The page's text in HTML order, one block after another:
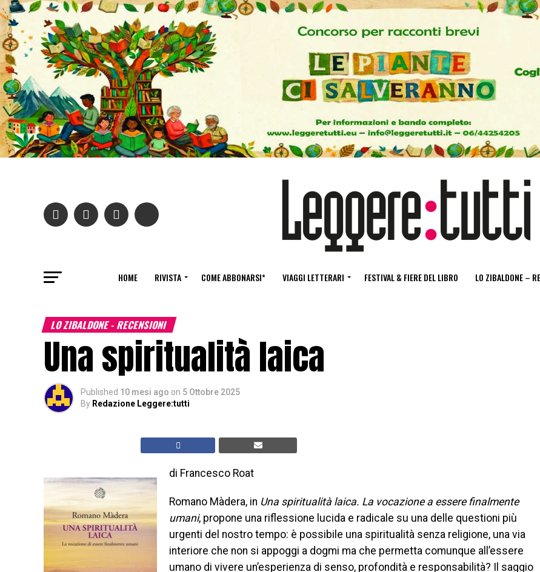
HOME RIVISTA COME ABBONARSI* VIAGGI LETTERARI FESTIVAL & FIERE DEL LIBRO LO ZIBALDONE –
LO ZIBALDONE - RECENSIONI
Una spiritualità laica
Published 10 mesi ago on 5 Ottobre 2025
By Redazione Leggere:tutti
di Francesco Roat
Romano Màdera, in Una spiritualità laica. La vocazione a essere finalmente
umani, propone una riflessione lucida e radicale su una delle questioni più
urgenti del nostro tempo: è possibile una spiritualità senza religione, una via
interiore che non si appoggi a dogmi ma che permetta comunque all’essere
umano di vivere un’esperienza di senso, profondità e responsabilità? Il saggio